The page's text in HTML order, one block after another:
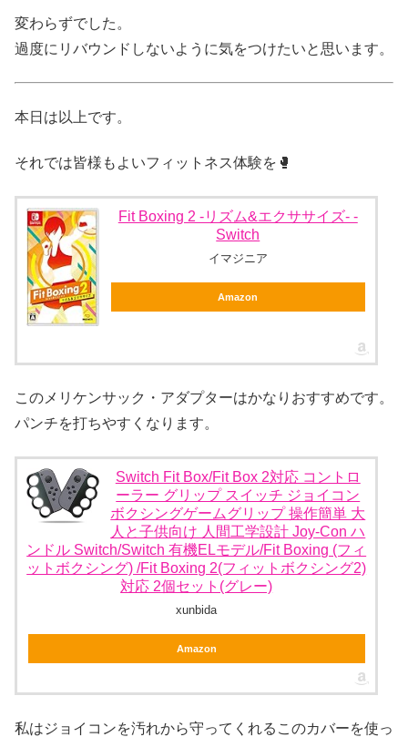
変わらずでした。
過度にリバウンドしないように気をつけたいと思います。
本日は以上です。
それでは皆様もよいフィットネス体験を🥊
Fit Boxing 2 -リズム&エクササイズ- -
Switch
イマジニア
Amazon
このメリケンサック・アダプターはかなりおすすめです。
パンチを打ちやすくなります。
Switch Fit Box/Fit Box 2対応 コントロ
ーラー グリップ スイッチ ジョイコン
ボクシングゲームグリップ 操作簡単 大
人と子供向け 人間工学設計 Joy-Con ハ
ンドル Switch/Switch 有機ELモデル/Fit Boxing (フィ
ットボクシング) /Fit Boxing 2(フィットボクシング2)
対応 2個セット(グレー)
xunbida
Amazon
私はジョイコンを汚れから守ってくれるこのカバーを使っ